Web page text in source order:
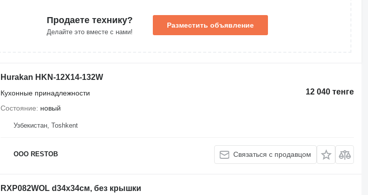
Продаете технику?
Делайте это вместе с нами!
Разместить объявление
Hurakan HKN-12X14-132W
12 040 тенге
Кухонные принадлежности
Состояние
новый
Узбекистан, Тоshkent
OOO RESTOB Связаться с продавцом
RXP082WOL d34х34см, без крышки